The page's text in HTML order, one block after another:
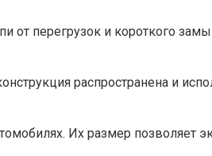
от перегрузок и короткого
распространена и
Их размер позволяет